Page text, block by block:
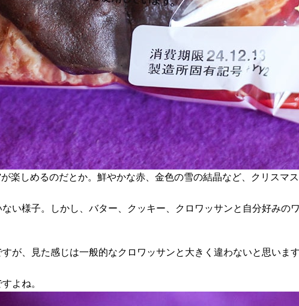
楽しめるのだとか。鮮やかな赤、金色の雪の結晶など、クリスマ
い様子。しかし、バター、クッキー、クロワッサンと自分好みの
が、見た感じは一般的なクロワッサンと大きく違わないと思います
よね。